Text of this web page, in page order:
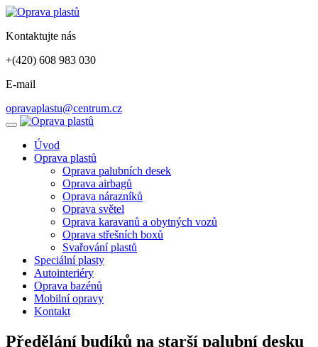
Kontaktujte nás
+(420) 608 983 030
E-mail
opravaplastu@centrum.cz
Úvod
Oprava plastů
Oprava palubních desek
Oprava airbagů
Oprava nárazníků
Oprava světel
Oprava karavanů a obytných vozů
Oprava střešních boxů
Svařování plastů
Speciální plasty
Autointeriéry
Oprava bazénů
Mobilní opravy
Kontakt
Předělání budíků na starší palubní desku